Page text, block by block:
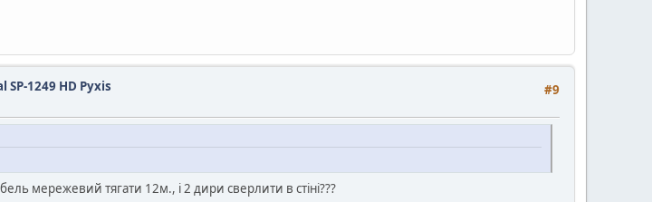
#9
SP-1249 HD Pyxis
мережевий тягати 12м., і 2 дири сверлити в стіні???